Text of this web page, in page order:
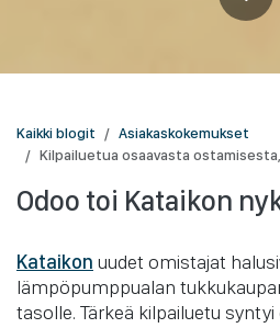
Kaikki blogit
Asiakaskokemukset
Kilpailuetua osaavasta ostamisesta, nopeasti
Odoo toi Kataikon
Kataikon uudet omistajat
lämpöpumppualan
tasolle. Tärkeä kilpailuetu